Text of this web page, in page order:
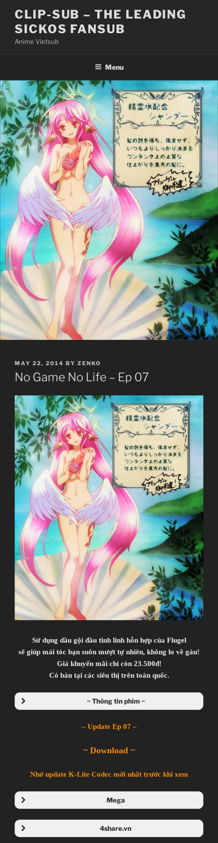
content
CLIP-SUB – THE LEADING
SICKOS FANSUB
Anime Vietsub
Menu
POSTED
ON
MAY 22, 2014 BY ZENKO
No Game No Life – Ep 07
Sử dụng dầu gội đầu tinh linh hỗn hợp của Flugel
sẽ giúp mái tóc bạn suôn mượt tự nhiên, không lo về gàu!
Giá khuyến mãi chỉ còn 23.500đ!
Có bán tại các siêu thị trên toàn quốc.
~ Thông tin phim ~
– Update Ep 07 –
~ Download ~
Nhớ update K-Lite Codec mới nhất trước khi xem
Mega
4share.vn